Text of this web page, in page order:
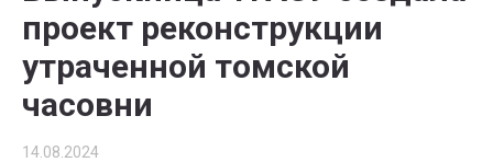
проект реконструкции
утраченной томской
часовни
14.08.2024